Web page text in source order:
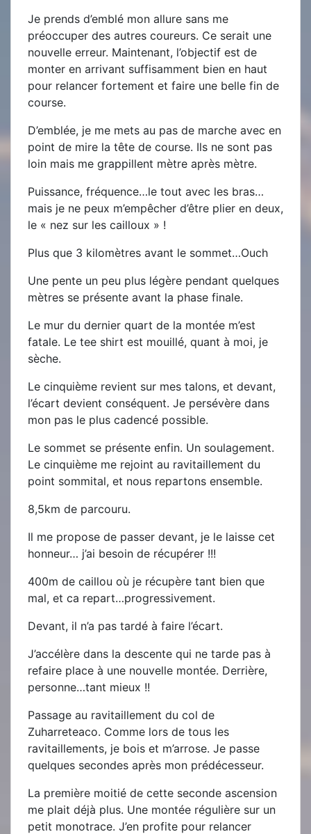
Je prends d’emblé mon allure sans me
préoccuper des autres coureurs. Ce serait une
nouvelle erreur. Maintenant, l’objectif est de
monter en arrivant suffisamment bien en haut
pour relancer fortement et faire une belle fin de
course.
D’emblée, je me mets au pas de marche avec en
point de mire la tête de course. Ils ne sont pas
loin mais me grappillent mètre après mètre.
Puissance, fréquence…le tout avec les bras…
mais je ne peux m’empêcher d’être plier en deux,
le « nez sur les cailloux » !
Plus que 3 kilomètres avant le sommet…Ouch
Une pente un peu plus légère pendant quelques
mètres se présente avant la phase finale.
Le mur du dernier quart de la montée m’est
fatale. Le tee shirt est mouillé, quant à moi, je
sèche.
Le cinquième revient sur mes talons, et devant,
l’écart devient conséquent. Je persévère dans
mon pas le plus cadencé possible.
Le sommet se présente enfin. Un soulagement.
Le cinquième me rejoint au ravitaillement du
point sommital, et nous repartons ensemble.
8,5km de parcouru.
Il me propose de passer devant, je le laisse cet
honneur… j’ai besoin de récupérer !!!
400m de caillou où je récupère tant bien que
mal, et ca repart…progressivement.
Devant, il n’a pas tardé à faire l’écart.
J’accélère dans la descente qui ne tarde pas à
refaire place à une nouvelle montée. Derrière,
personne…tant mieux !!
Passage au ravitaillement du col de
Zuharreteaco. Comme lors de tous les
ravitaillements, je bois et m’arrose. Je passe
quelques secondes après mon prédécesseur.
La première moitié de cette seconde ascension
me plait déjà plus. Une montée régulière sur un
petit monotrace. J’en profite pour relancer